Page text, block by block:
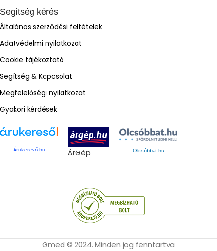
Segítség kérés
Általános szerződési feltételek
Adatvédelmi nyilatkozat
Cookie tájékoztató
Segítség & Kapcsolat
Megfelelőségi nyilatkozat
Gyakori kérdések
Árukereső.hu ÁrGép Olcsóbbat.hu
Gmed © 2024. Minden jog fenntartva